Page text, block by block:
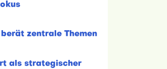
zentrale Themen
als strategischer